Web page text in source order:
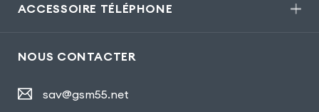
ACCESSOIRE TÉLÉPHONE
NOUS CONTACTER
sav@gsm55.net